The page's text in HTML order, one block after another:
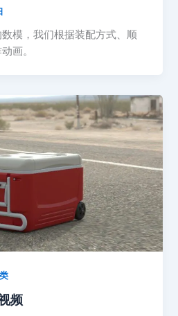
模，我们根据装配方式、顺
画。
频